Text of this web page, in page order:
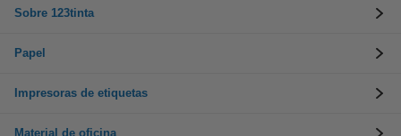
Sobre 123tinta
Papel
Impresoras de etiquetas
Material de oficina